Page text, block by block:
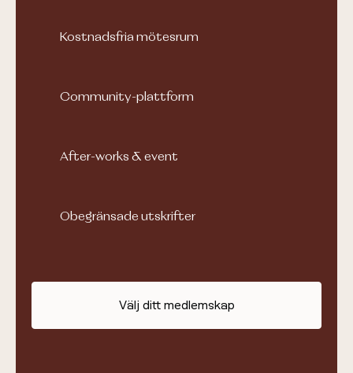
Kostnadsfria mötesrum
Community-plattform
After-works & event
Obegränsade utskrifter
Välj ditt medlemskap